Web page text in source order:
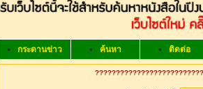
กระดานข่าว ค้นหา ติดต่อ